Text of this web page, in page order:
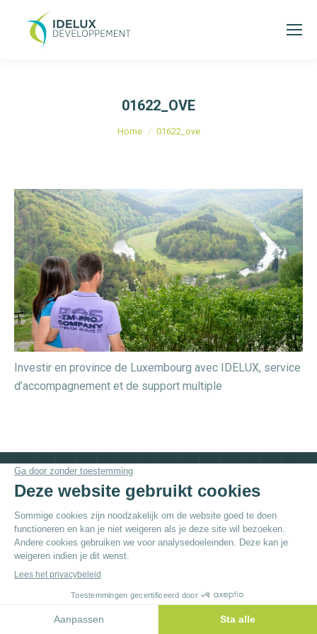
01622_OVE
Je bent hier:
Home 01622_ove
Investir en province de Luxembourg avec IDELUX, service
d’accompagnement et de support multiple
© By
Menu du bas - NL